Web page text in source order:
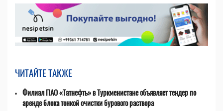
ЧИТАЙТЕ ТАКЖЕ
Филиал ПАО «Татнефть» в Туркменистане объявляет тендер по
аренде блока тонкой очистки бурового раствора